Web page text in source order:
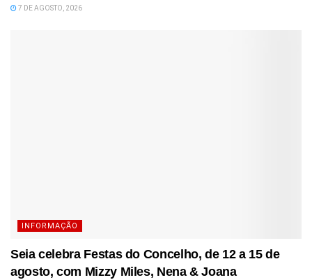
7 DE AGOSTO, 2026
INFORMAÇÃO
Seia celebra Festas do Concelho, de 12 a 15 de
agosto, com Mizzy Miles, Nena & Joana